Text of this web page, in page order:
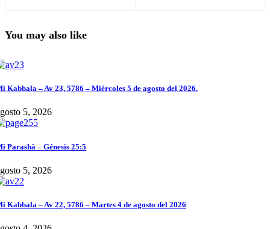
You may also like
Kabbala – Av 23, 5786 – Miércoles 5 de agosto del 2026.
5, 2026
Parashà – Génesis 25:5
5, 2026
Kabbala – Av 22, 5786 – Martes 4 de agosto del 2026